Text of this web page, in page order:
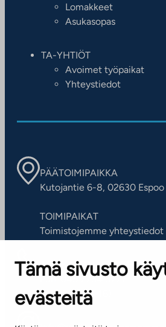
Tämä sivusto
evästeitä
Lomakkeet
Asukasopas
TA-YHTIÖT
Avoimet työpaikat
Yhteystiedot
PÄÄTOIMIPAIKKA
Kutojantie 6-8, 02630 Espoo
TOIMIPAIKAT
Toimistojemme yhteystiedot
ASIAKASPALVELUKESKUS
Puh. 045 7734 3777
(arkisin klo 8-16)